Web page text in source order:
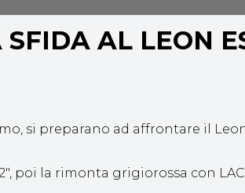
AL LEON
si preparano ad affrontare il
poi la rimonta grigiorossa con